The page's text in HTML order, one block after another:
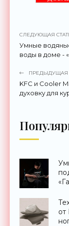
СЛЕДУЮЩАЯ
Умные
воды в доме -
ПРЕДЫДУЩАЯ
KFC и Cooler
духовку для
от